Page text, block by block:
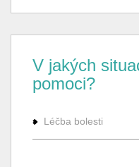
V jakých
pomoci?
Léčba bolesti